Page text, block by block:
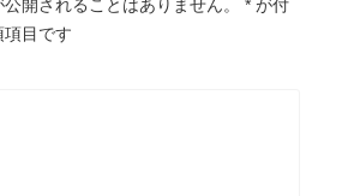
開されることはありません。 * が付
項目です